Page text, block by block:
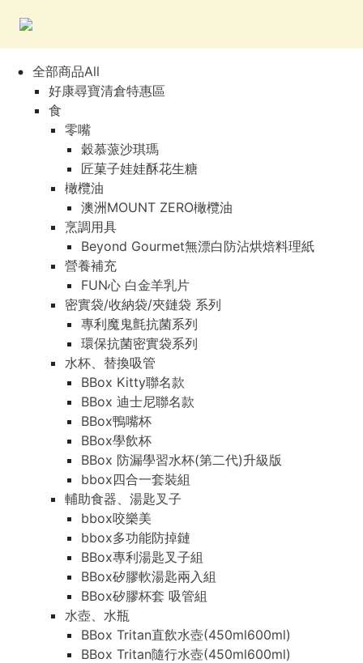
全部商品All
好康尋寶清倉特惠區
食
零嘴
穀慕蒎沙琪瑪
匠菓子娃娃酥花生糖
橄欖油
澳洲MOUNT ZERO橄欖油
烹調用具
Beyond Gourmet無漂白防沾烘焙料理紙
營養補充
FUN心 白金羊乳片
密實袋/收納袋/夾鏈袋 系列
專利魔鬼氈抗菌系列
環保抗菌密實袋系列
水杯、替換吸管
BBox Kitty聯名款
BBox 迪士尼聯名款
BBox鴨嘴杯
BBox學飲杯
BBox 防漏學習水杯(第二代)升級版
bbox四合一套裝組
輔助食器、湯匙叉子
bbox咬樂美
bbox多功能防掉鏈
BBox專利湯匙叉子組
BBox矽膠軟湯匙兩入組
BBox矽膠杯套 吸管組
水壺、水瓶
BBox Tritan直飲水壺(450ml600ml)
BBox Tritan隨行水壺(450ml600ml)